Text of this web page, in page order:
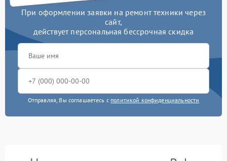
При оформлении заявки на ремонт техники через
сайт,
действует персональная бессрочная скидка
Отправляя, Вы соглашаетесь с политикой конфиденциальности